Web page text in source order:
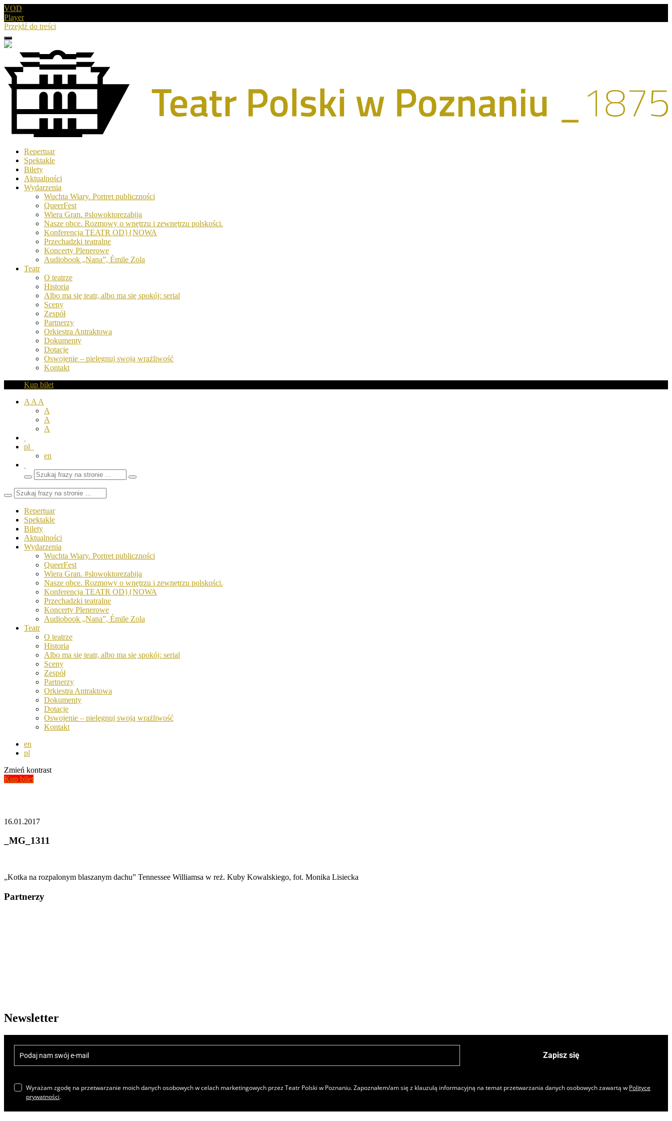
VOD
Player
Przejdź do treści
Menu
Drugie
Teatr
Polski
Poznaniu
Repertuar
Spektakle
Bilety
Aktualności
Wydarzenia
Wuchta Wiary. Portret publiczności
QueerFest
Wiera Gran. #slowoktorezabija
Nasze obce. Rozmowy o wnętrzu i zewnętrzu polskości.
Konferencja TEATR OD}{NOWA
Przechadzki teatralne
Koncerty Plenerowe
Audiobook „Nana”, Émile Zola
Teatr
O teatrze
Historia
Albo ma się teatr, albo ma się spokój: serial
Sceny
Zespół
Partnerzy
Orkiestra Antraktowa
Dokumenty
Dotacje
Oswojenie – pielęgnuj swoją wrażliwość
Kontakt
Kup bilet
A A A
A
A
A
pl
en
Wyszukaj
frazy
Zamknij
Repertuar
Spektakle
Bilety
Aktualności
Wydarzenia
Wuchta Wiary. Portret publiczności
QueerFest
Wiera Gran. #slowoktorezabija
Nasze obce. Rozmowy o wnętrzu i zewnętrzu polskości.
Konferencja TEATR OD}{NOWA
Przechadzki teatralne
Koncerty Plenerowe
Audiobook „Nana”, Émile Zola
Teatr
O teatrze
Historia
Albo ma się teatr, albo ma się spokój: serial
Sceny
Zespół
Partnerzy
Orkiestra Antraktowa
Dokumenty
Dotacje
Oswojenie – pielęgnuj swoją wrażliwość
Kontakt
en
pl
Zmień kontrast
Kup bilet
16.01.2017
_MG_1311
„Kotka na rozpalonym blaszanym dachu” Tennessee Williamsa w reż. Kuby Kowalskiego, fot. Monika Lisiecka
Partnerzy
Newsletter
Zapisz się
Wyrażam zgodę na przetwarzanie moich danych osobowych w celach marketingowych przez Teatr Polski w Poznaniu. Zapoznałem/am się z klauzulą informacyjną na temat przetwarzania danych osobowych zawartą w Polityce
prywatności.